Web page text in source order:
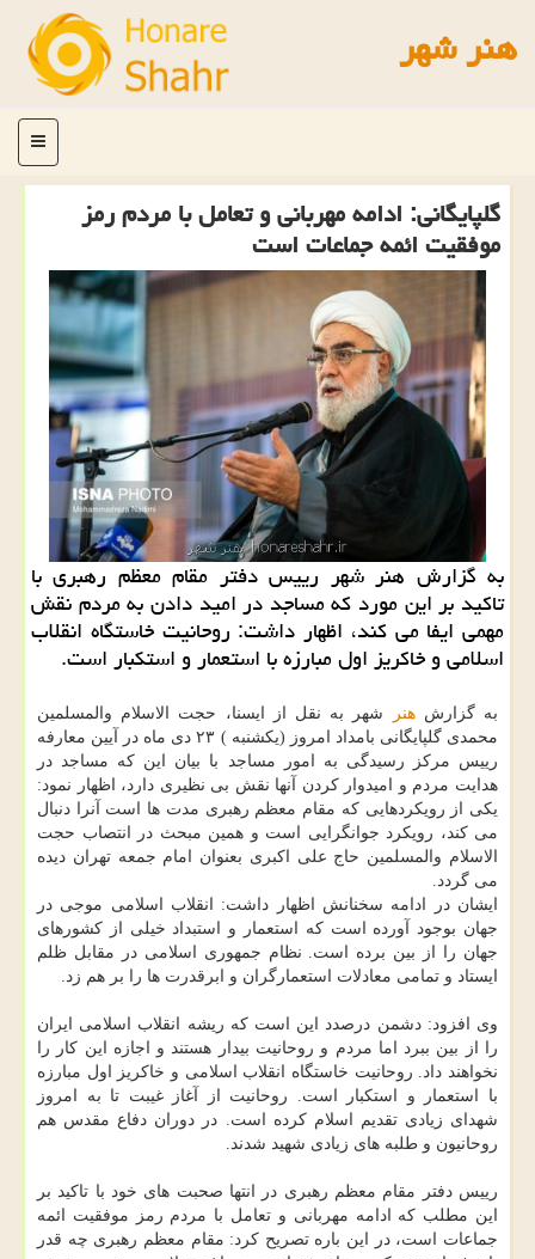
هنر شهر
منو
گلپایگانی: ادامه مهربانی و تعامل با مردم رمز
موفقیت ائمه جماعات است
به گزارش هنر شهر رییس دفتر مقام معظم رهبری با
تاكید بر این مورد كه مساجد در امید دادن به مردم نقش
مهمی ایفا می كند، اظهار داشت: روحانیت خاستگاه انقلاب
اسلامی و خاكریز اول مبارزه با استعمار و استكبار است.
به گزارشهنر
شهر به نقل از ایسنا، حجت الاسلام والمسلمین
محمدی گلپایگانی بامداد امروز (یكشنبه ) ۲۳ دی ماه در آیین معارفه
رییس مركز رسیدگی به امور مساجد با بیان این كه مساجد در
هدایت مردم و امیدوار كردن آنها نقش بی نظیری دارد، اظهار نمود:
یكی از رویكردهایی كه مقام معظم رهبری مدت ها است آنرا دنبال
می كند، رویكرد جوانگرایی است و همین مبحث در انتصاب حجت
الاسلام والمسلمین حاج علی اكبری بعنوان امام جمعه تهران دیده
می گردد.
ایشان در ادامه سخنانش اظهار داشت: انقلاب اسلامی موجی در
جهان بوجود آورده است كه استعمار و استبداد خیلی از كشورهای
جهان را از بین برده است. نظام جمهوری اسلامی در مقابل ظلم
ایستاد و تمامی معادلات استعمارگران و ابرقدرت ها را بر هم زد.
وی افزود: دشمن درصدد این است كه ریشه انقلاب اسلامی ایران
را از بین ببرد اما مردم و روحانیت بیدار هستند و اجازه این كار را
نخواهند داد. روحانیت خاستگاه انقلاب اسلامی و خاكریز اول مبارزه
با استعمار و استكبار است. روحانیت از آغاز غیبت تا به امروز
شهدای زیادی تقدیم اسلام كرده است. در دوران دفاع مقدس هم
روحانیون و طلبه های زیادی شهید شدند.
رییس دفتر مقام معظم رهبری در انتها صحبت های خود با تاكید بر
این مطلب كه ادامه مهربانی و تعامل با مردم رمز موفقیت ائمه
جماعات است، در این باره تصریح كرد: مقام معظم رهبری چه قدر